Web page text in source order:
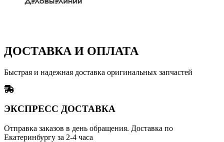
ДОСТАВКА И ОПЛАТА
Быстрая и надежная доставка оригинальных запчастей
ЭКСПРЕСС ДОСТАВКА
Отправка заказов в день обращения. Доставка по
Екатеринбургу за 2-4 часа